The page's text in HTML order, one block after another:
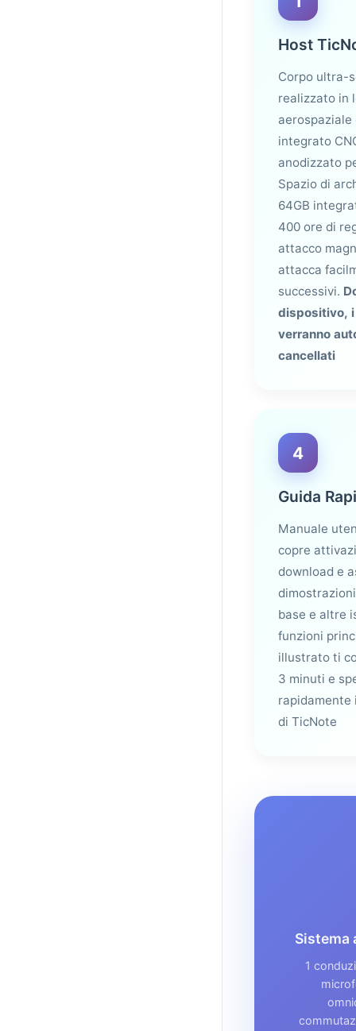
Host
Corpo ultra-
realizzato in
aerospaziale
integrato
anodizzato
Spazio di
64GB
400 ore di
attacco
attacca
successivi.
dispositivo,
verranno
cancellati
4
Guida
Manuale
copre
download e
base e altre
funzioni
illustrato ti
3 minuti e
di TicNote
Sistema
1